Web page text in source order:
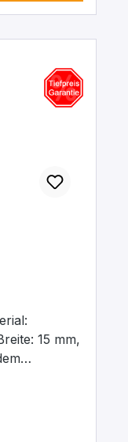
15 mm,